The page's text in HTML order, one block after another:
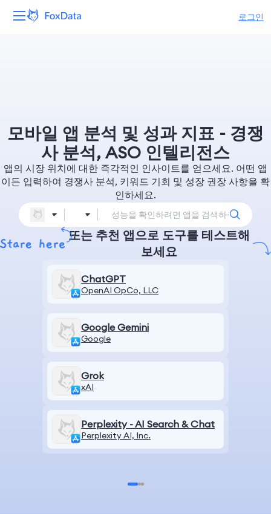
로그인
가격
회사
모바일 앱 분석 및 성과 지표 - 경쟁
사 분석, ASO 인텔리전스
앱의 시장 위치에 대한 즉각적인 인사이트를 얻으세요. 어떤 앱
이든 입력하여 경쟁사 분석, 키워드 기회 및 성장 권장 사항을 확
인하세요.
또는 추천 앱으로 도구를 테스트해
보세요
ChatGPT
OpenAI OpCo, LLC
Google Gemini
Google
Grok
xAI
Perplexity - AI Search & Chat
Perplexity AI, Inc.